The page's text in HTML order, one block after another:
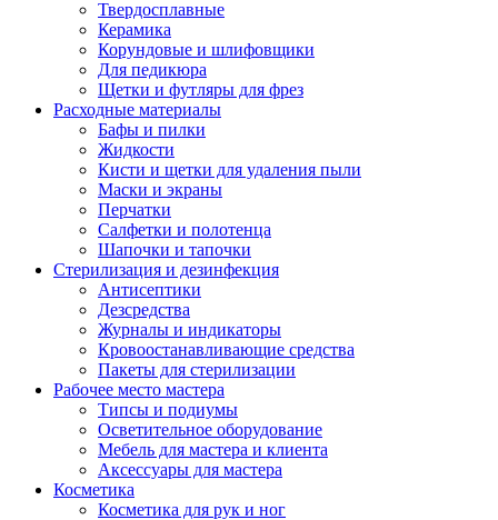
Твердосплавные
Керамика
Корундовые и шлифовщики
Для педикюра
Щетки и футляры для фрез
Расходные материалы
Бафы и пилки
Жидкости
Кисти и щетки для удаления пыли
Маски и экраны
Перчатки
Салфетки и полотенца
Шапочки и тапочки
Стерилизация и дезинфекция
Антисептики
Дезсредства
Журналы и индикаторы
Кровоостанавливающие средства
Пакеты для стерилизации
Рабочее место мастера
Типсы и подиумы
Осветительное оборудование
Мебель для мастера и клиента
Аксессуары для мастера
Косметика
Косметика для рук и ног